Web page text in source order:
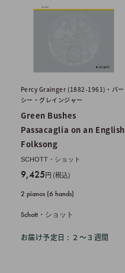
Percy Grainger (1882-1961)・パー
シー・グレインジャー
Green Bushes
Passacaglia on an English
Folksong
SCHOTT・ショット
販
価
格
9,425円 (税込)
2 pianos (6 hands)
Schott・ショット
お届け予定日 : ２〜３週間